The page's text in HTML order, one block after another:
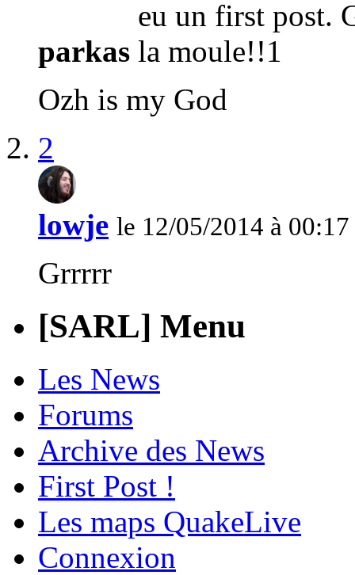
parkas
Ozh is my God
2
lowje le 12/05/2014 à 00:17
Grrrrr
[SARL] Menu
Les News
Forums
Archive des News
First Post !
Les maps QuakeLive
Connexion